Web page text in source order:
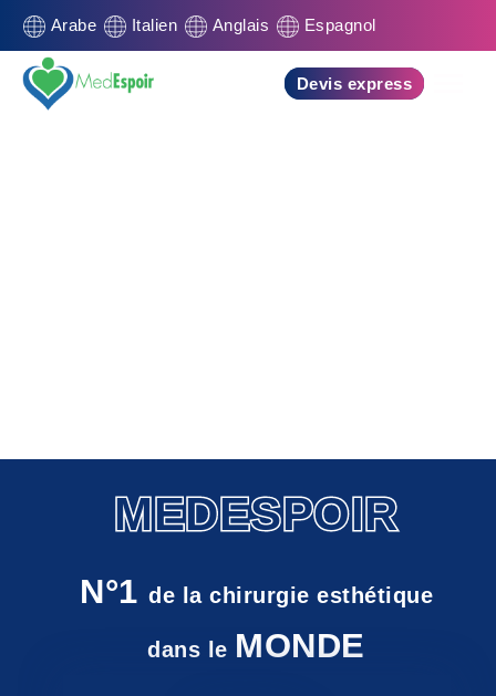
Arabe Italien Anglais Espagnol
Devis express
MEDESPOIR
N°1de la chirurgie esthétique
dans le MONDE